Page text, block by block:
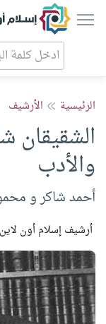
الرئيسية الأرشيف
الشقيقان
والأدب
أحمد شاكر و
أرشيف إسلام أون لاين